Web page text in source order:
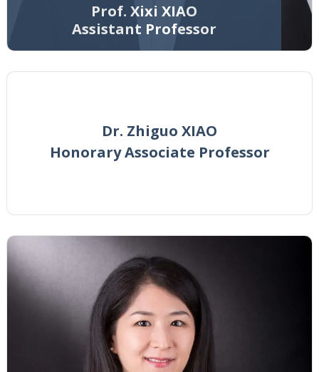
Prof. Xixi XIAO
Assistant Professor
Dr. Zhiguo XIAO
Honorary Associate Professor